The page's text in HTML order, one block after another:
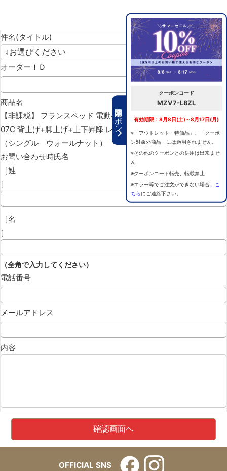
期間限定クーポン
クーポンコード
MZV7-L8ZL
有効期限：8月8日(土)～8月17日(月)
※「アウトレット・特価品」、「クーポ
ン対象外商品」には適用されません。
※その他のクーポンとの併用は出来ませ
ん
※クーポンコード転売、転載禁止
※エラー等でご注文ができない場合、
こ
ちらにご連絡下さい。
件名(タイトル)
オーダーＩＤ
商品名
【非課税】 フランスベッド 電動ベッドフレーム グランサス GS-
07C 背上げ+脚上げ+上下昇降 レッグB
（シングル ウォールナット）
お問い合わせ時氏名
［姓
］
［名
］
（全角で入力してください）
電話番号
メールアドレス
内容
OFFICIAL SNS